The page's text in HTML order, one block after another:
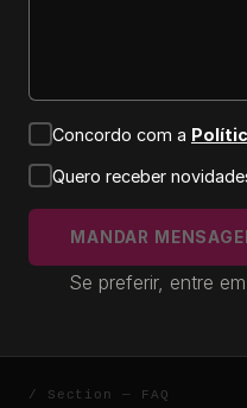
Concordo com a
Quero receber
MANDAR
Se preferir, entre